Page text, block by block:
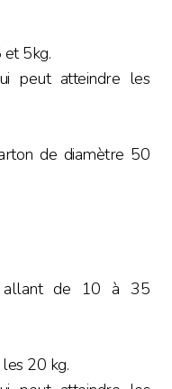
et 5kg.
peut atteindre les
de diamètre 50
allant de 10 à 35
20 kg.